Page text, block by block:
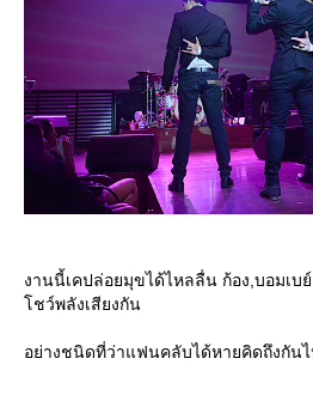
งานนี้เคปล่อยมุขได้ไหลลื่น ก้อง,บอมเ
ชว์พลังเสียงกัน
อย่างชนิดที่ว่าแฟนคลับได้หายคิดถึงกัน